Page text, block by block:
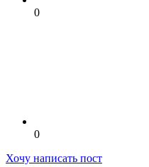
0
0
Хочу написать пост